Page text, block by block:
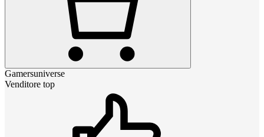
Gamersuniverse
Venditore top